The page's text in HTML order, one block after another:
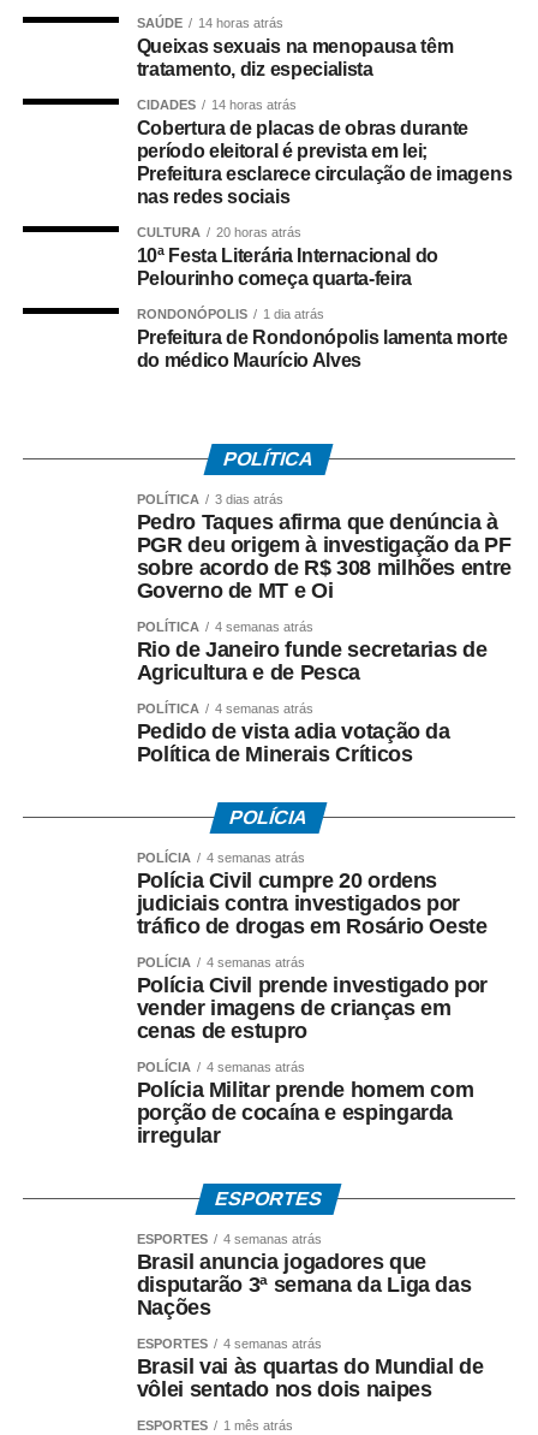
elementos indicando o envolvimento dos suspeitos com o
comércio ilícito de entorpecentes em Rosário Oeste.
A ação contou com apoio de equipes da Regional de
Várzea Grande e da Diretoria Metropolitana, que atuaram
no cumprimento simultâneo dos mandados judiciais.
As investigações prosseguem para identificar outros
integrantes da organização criminosa e aprofundar a
apuração dos crimes relacionados ao tráfico de drogas e
à atuação da facção no município.
WhatsApp
Facebook
Twitter
Messenger
LinkedIn
Share
SAÚDE 14 horas atrás
Queixas sexuais na menopausa têm
tratamento, diz especialista
CIDADES 14 horas atrás
Cobertura de placas de obras durante
período eleitoral é prevista em lei;
Prefeitura esclarece circulação de imagens
nas redes sociais
CULTURA 20 horas atrás
10ª Festa Literária Internacional do
Pelourinho começa quarta-feira
RONDONÓPOLIS 1 dia atrás
Prefeitura de Rondonópolis lamenta morte
do médico Maurício Alves
POLÍTICA
POLÍTICA 3 dias atrás
Pedro Taques afirma que denúncia à
PGR deu origem à investigação da PF
sobre acordo de R$ 308 milhões entre
Governo de MT e Oi
POLÍTICA 4 semanas atrás
Rio de Janeiro funde secretarias de
Agricultura e de Pesca
POLÍTICA 4 semanas atrás
Pedido de vista adia votação da
Política de Minerais Críticos
POLÍCIA
POLÍCIA 4 semanas atrás
Polícia Civil cumpre 20 ordens
judiciais contra investigados por
tráfico de drogas em Rosário Oeste
POLÍCIA 4 semanas atrás
Polícia Civil prende investigado por
vender imagens de crianças em
cenas de estupro
POLÍCIA 4 semanas atrás
Polícia Militar prende homem com
porção de cocaína e espingarda
irregular
ESPORTES
ESPORTES 4 semanas atrás
Brasil anuncia jogadores que
disputarão 3ª semana da Liga das
Nações
ESPORTES 4 semanas atrás
Brasil vai às quartas do Mundial de
vôlei sentado nos dois naipes
ESPORTES 1 mês atrás